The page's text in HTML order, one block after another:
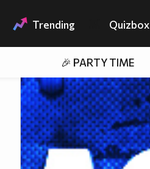
Trending Quizbox
🎉 PARTY TIME